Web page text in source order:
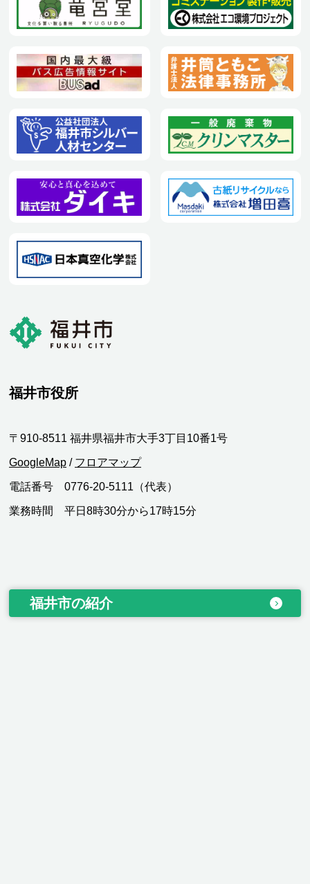
福井市役所
〒910-8511 福井県福井市大手3丁目10番1号
GoogleMap / フロアマップ
電話番号 0776-20-5111（代表）
業務時間 平日8時30分から17時15分
福井市の紹介